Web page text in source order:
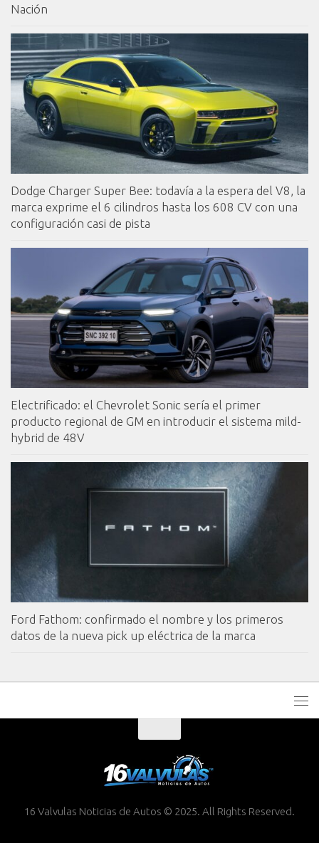
Nación
Dodge Charger Super Bee: todavía a la espera del V8, la
marca exprime el 6 cilindros hasta los 608 CV con una
configuración casi de pista
Electrificado: el Chevrolet Sonic sería el primer
producto regional de GM en introducir el sistema mild-
hybrid de 48V
Ford Fathom: confirmado el nombre y los primeros
datos de la nueva pick up eléctrica de la marca
16 Valvulas Noticias de Autos © 2025. All Rights Reserved.